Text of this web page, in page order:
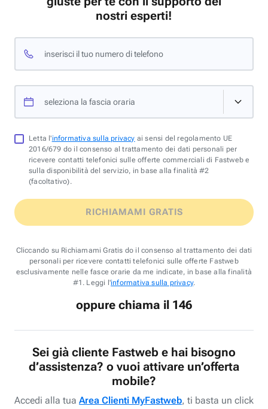
nostri esperti!
inserisci il tuo numero di telefono
seleziona la fascia oraria
Letta l'informativa sulla privacy ai sensi del regolamento UE
2016/679 do il consenso al trattamento dei dati personali per
ricevere contatti telefonici sulle offerte commerciali di Fastweb e
sulla disponibilità del servizio, in base alla finalità #2
(facoltativo).
RICHIAMAMI GRATIS
Cliccando su Richiamami Gratis do il consenso al trattamento dei dati
personali per ricevere contatti telefonici sulle offerte Fastweb
esclusivamente nelle fasce orarie da me indicate, in base alla finalità
#1. Leggi l'informativa sulla privacy.
oppure chiama il 146
Sei già cliente Fastweb e hai bisogno
d’assistenza? o vuoi attivare un’offerta
mobile?
Accedi alla tua Area Clienti MyFastweb, ti basta un click